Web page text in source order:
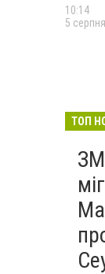
10:14
5 серпня
ТОП